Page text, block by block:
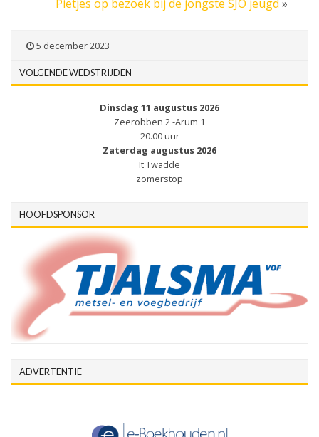
Pietjes op bezoek bij de jongste SJO jeugd »
5 december 2023
VOLGENDE WEDSTRIJDEN
Dinsdag 11 augustus 2026
Zeerobben 2 -Arum 1
20.00 uur
Zaterdag augustus 2026
It Twadde
zomerstop
HOOFDSPONSOR
ADVERTENTIE